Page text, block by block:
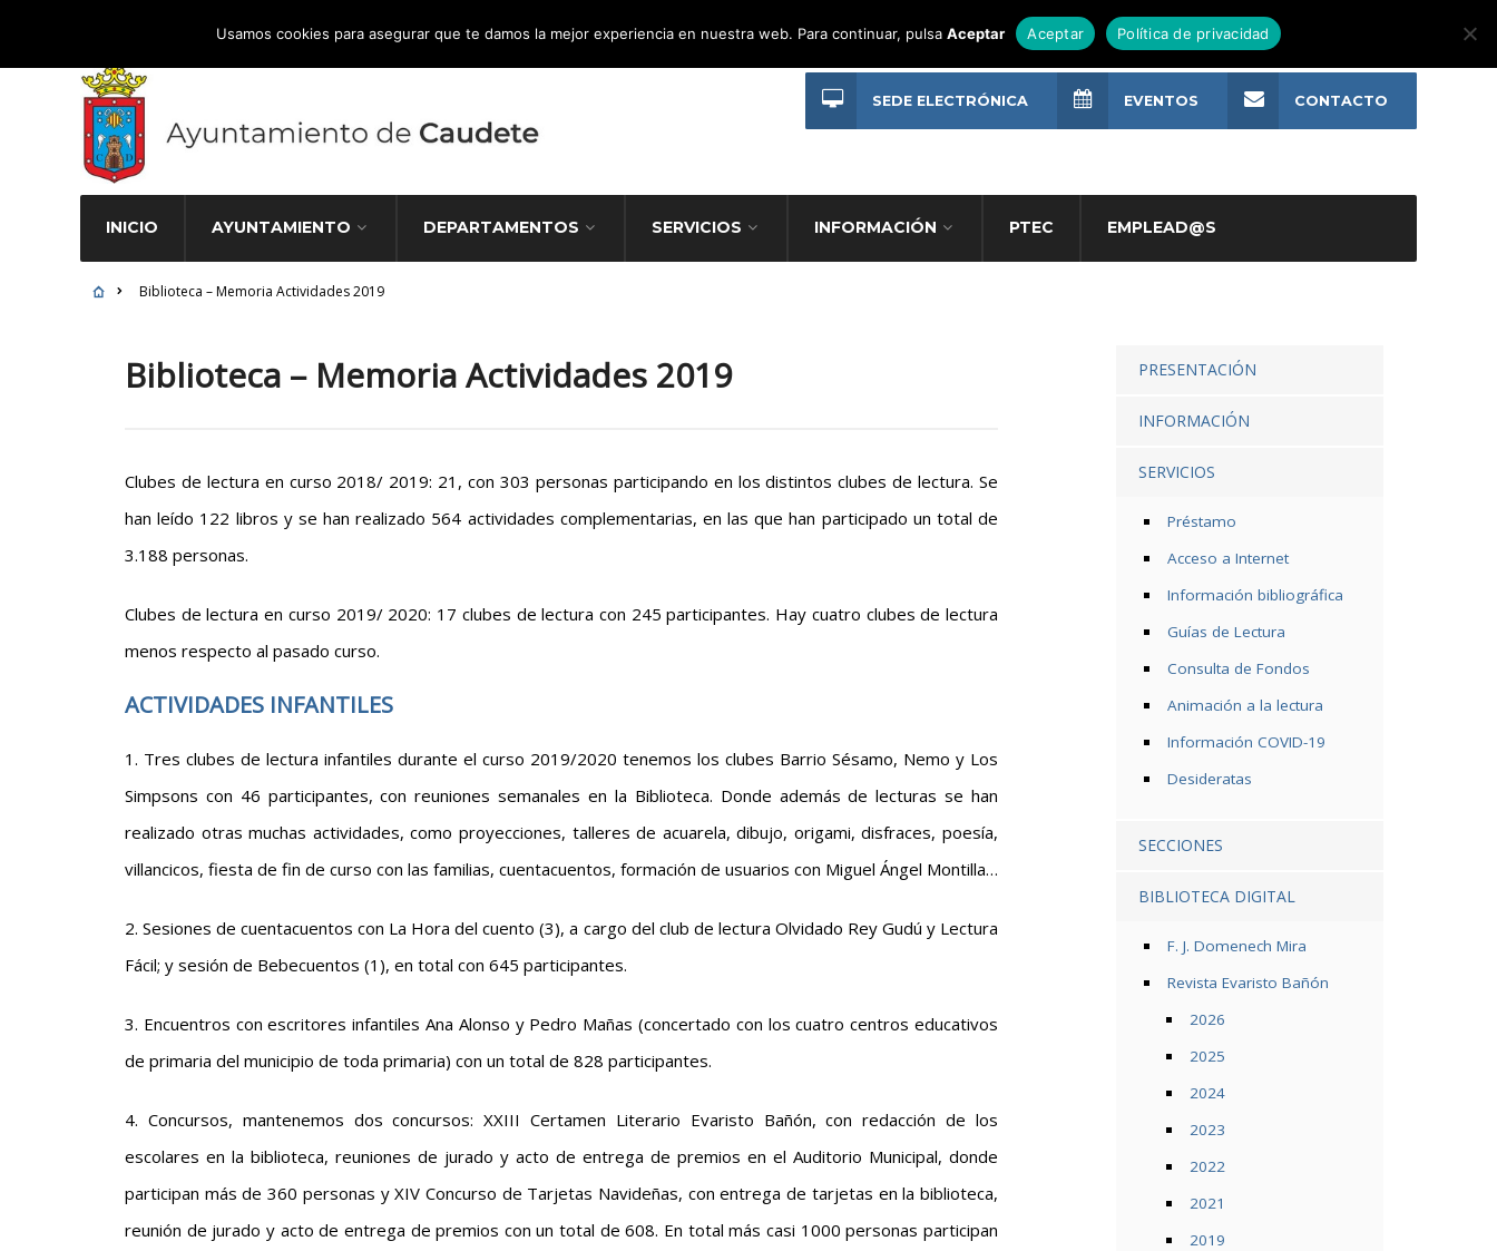
Atención Ciudadana 965 827 000
INICIO AYUNTAMIENTO DEPARTAMENTOS SERVICIOS INFORMACIÓN PTEC EMPLEAD@S
SEDE ELECTRÓNICA EVENTOS CONTACTO
Biblioteca – Memoria Actividades 2019
Biblioteca – Memoria Actividades 2019
Clubes de lectura en curso 2018/ 2019: 21, con 303 personas participando en los distintos clubes de lectura. Se
han leído 122 libros y se han realizado 564 actividades complementarias, en las que han participado un total de
3.188 personas.
Clubes de lectura en curso 2019/ 2020: 17 clubes de lectura con 245 participantes. Hay cuatro clubes de lectura
menos respecto al pasado curso.
ACTIVIDADES INFANTILES
1. Tres clubes de lectura infantiles durante el curso 2019/2020 tenemos los clubes Barrio Sésamo, Nemo y Los
Simpsons con 46 participantes, con reuniones semanales en la Biblioteca. Donde además de lecturas se han
realizado otras muchas actividades, como proyecciones, talleres de acuarela, dibujo, origami, disfraces, poesía,
villancicos, fiesta de fin de curso con las familias, cuentacuentos, formación de usuarios con Miguel Ángel Montilla…
2. Sesiones de cuentacuentos con La Hora del cuento (3), a cargo del club de lectura Olvidado Rey Gudú y Lectura
Fácil; y sesión de Bebecuentos (1), en total con 645 participantes.
3. Encuentros con escritores infantiles Ana Alonso y Pedro Mañas (concertado con los cuatro centros educativos
de primaria del municipio de toda primaria) con un total de 828 participantes.
4. Concursos, mantenemos dos concursos: XXIII Certamen Literario Evaristo Bañón, con redacción de los
escolares en la biblioteca, reuniones de jurado y acto de entrega de premios en el Auditorio Municipal, donde
participan más de 360 personas y XIV Concurso de Tarjetas Navideñas, con entrega de tarjetas en la biblioteca,
reunión de jurado y acto de entrega de premios con un total de 608. En total más casi 1000 personas participan
PRESENTACIÓN
INFORMACIÓN
SERVICIOS
Préstamo
Acceso a Internet
Información bibliográfica
Guías de Lectura
Consulta de Fondos
Animación a la lectura
Información COVID-19
Desideratas
SECCIONES
BIBLIOTECA DIGITAL
F. J. Domenech Mira
Revista Evaristo Bañón
2026
2025
2024
2023
2022
2021
2019
Usamos cookies para asegurar que te damos la mejor experiencia en nuestra web. Para continuar, pulsaAceptar Aceptar Política de privacidad